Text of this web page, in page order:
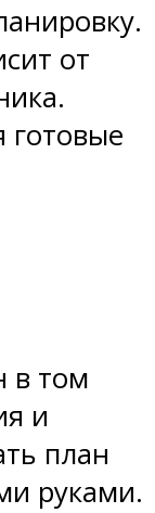
от
готовые
в том
и
план
руками.